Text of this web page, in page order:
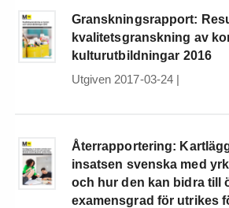
Granskningsrapport:
kvalitetsgranskning av
kulturutbildningar 2016
Utgiven 2017-03-24 |
Återrapportering:
insatsen svenska med
och hur den kan bidra till
examensgrad för utrikes